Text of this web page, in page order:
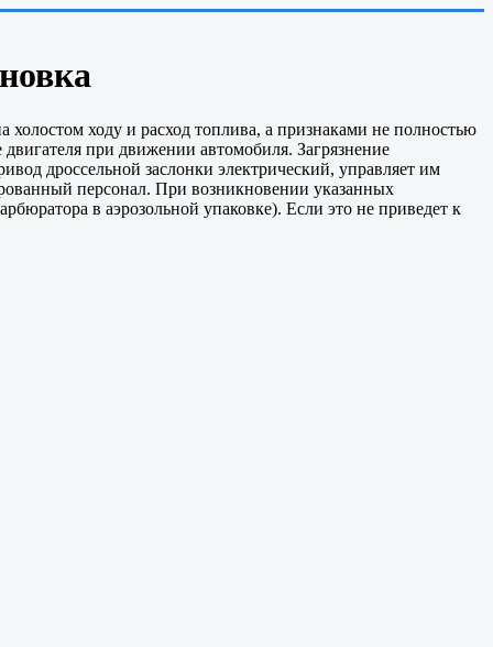
ходу и расход топлива, а признаками не полностью
при движении автомобиля. Загрязнение
дроссельной заслонки электрический, управляет им
персонал. При возникновении указанных
в аэрозольной упаковке). Если это не приведет к